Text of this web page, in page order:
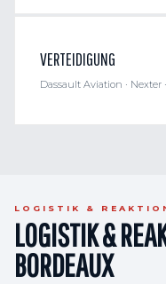
VERTEIDIGUNG
Dassault Aviation · Nexter
LOGISTIK &
LOGISTIK &
BORDEAUX